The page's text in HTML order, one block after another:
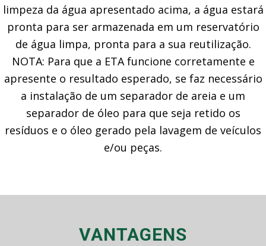
limpeza da água apresentado acima, a água estará
pronta para ser armazenada em um reservatório
de água limpa, pronta para a sua reutilização.
NOTA: Para que a ETA funcione corretamente e
apresente o resultado esperado, se faz necessário
a instalação de um separador de areia e um
separador de óleo para que seja retido os
resíduos e o óleo gerado pela lavagem de veículos
e/ou peças.
VANTAGENS